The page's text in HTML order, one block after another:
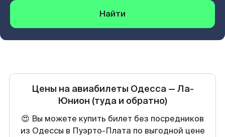
Найти
Цены на авиабилеты Одесса— Ла-
Юнион (туда и обратно)
😍 Вы можете купить билет без посредников
из Одессы в Пуэрто-Плата по выгодной цене